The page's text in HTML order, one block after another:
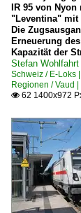
IC
IC
ICE
ICE
ICE
ICE
ICE
IR 95 von Nyon
"Leventina" mit
Die
Erneuerung
Kapazität der
Stefan Wohlfahrt
Schweiz / E-
Regionen / Vaud
 62 1400x972